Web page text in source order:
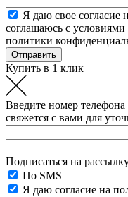
Я даю свое согласие
соглашаюсь с условиями
политики
Купить в 1 клик
Введите номер
свяжется с вами для
Подписаться на
По SMS
Я даю согласие на